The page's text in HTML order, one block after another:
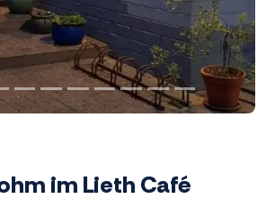
im Lieth Café